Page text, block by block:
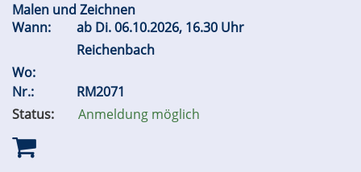
Malen und Zeichnen
Wann:
ab Di.06.10.2026, 16.30 Uhr
Reichenbach
Wo:
Nr.:
RM2071
Status:
Anmeldung möglich